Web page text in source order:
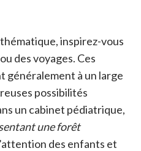
inspirez-vous
des voyages. Ces
généralement à un large
possibilités
un cabinet pédiatrique,
une forêt
des enfants et